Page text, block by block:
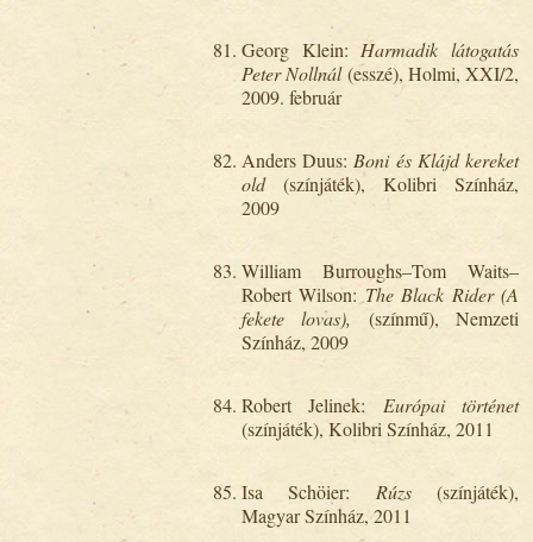
Georg Klein: Harmadik látogatás
Peter Nollnál(esszé), Holmi, XXI/2,
2009. február
Anders Duus: Boni és Klájd kereket
old(színjáték), Kolibri Színház,
2009
William Burroughs–Tom Waits–
Robert Wilson: The Black Rider (A
fekete lovas),
(színmű), Nemzeti
Színház, 2009
Robert Jelinek: Európai történet
(színjáték), Kolibri Színház, 2011
Isa Schöier: Rúzs(színjáték),
Magyar Színház, 2011